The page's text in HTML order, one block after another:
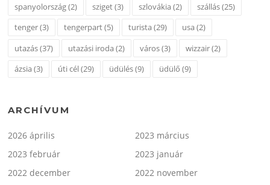
spanyolország(2) sziget(3) szlovákia(2) szállás(25)
tenger(3) tengerpart(5) turista(29) usa(2)
utazás(37) utazási iroda(2) város(3) wizzair(2)
ázsia(3) úti cél(29) üdülés(9) üdülő (9)
ARCHÍVUM
2026 április
2023 március
2023 február
2023 január
2022 december
2022 november